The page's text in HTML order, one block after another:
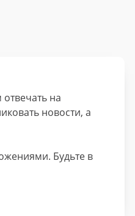
на
новости, а
Будьте в